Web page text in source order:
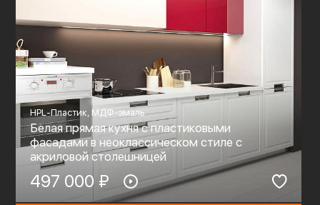
HPL-Пластик, МДФ-эмаль
Белая прямая кухня с пластиковыми
фасадами в неоклассическом стиле c
акриловой столешницей
497 000 ₽